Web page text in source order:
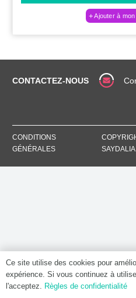
Ajouter à
CONTACTEZ-NOUS
CONDITIONS
GÉNÉRALES
Ce site utilise des cookies pour
expérience. Si vous continuez à
l'acceptez. Règles de confidentialité